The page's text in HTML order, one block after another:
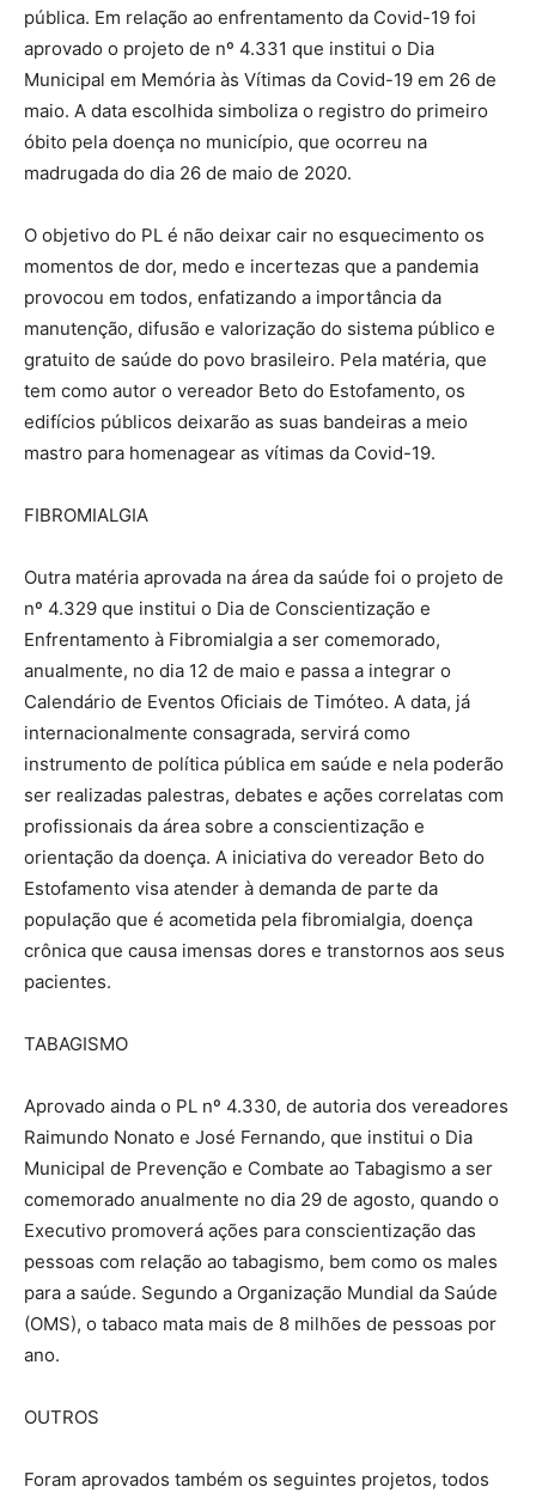
pública. Em relação ao enfrentamento da Covid-19 foi
aprovado o projeto de nº 4.331 que institui o Dia
Municipal em Memória às Vítimas da Covid-19 em 26 de
maio. A data escolhida simboliza o registro do primeiro
óbito pela doença no município, que ocorreu na
madrugada do dia 26 de maio de 2020.
O objetivo do PL é não deixar cair no esquecimento os
momentos de dor, medo e incertezas que a pandemia
provocou em todos, enfatizando a importância da
manutenção, difusão e valorização do sistema público e
gratuito de saúde do povo brasileiro. Pela matéria, que
tem como autor o vereador Beto do Estofamento, os
edifícios públicos deixarão as suas bandeiras a meio
mastro para homenagear as vítimas da Covid-19.
FIBROMIALGIA
Outra matéria aprovada na área da saúde foi o projeto de
nº 4.329 que institui o Dia de Conscientização e
Enfrentamento à Fibromialgia a ser comemorado,
anualmente, no dia 12 de maio e passa a integrar o
Calendário de Eventos Oficiais de Timóteo. A data, já
internacionalmente consagrada, servirá como
instrumento de política pública em saúde e nela poderão
ser realizadas palestras, debates e ações correlatas com
profissionais da área sobre a conscientização e
orientação da doença. A iniciativa do vereador Beto do
Estofamento visa atender à demanda de parte da
população que é acometida pela fibromialgia, doença
crônica que causa imensas dores e transtornos aos seus
pacientes.
TABAGISMO
Aprovado ainda o PL nº 4.330, de autoria dos vereadores
Raimundo Nonato e José Fernando, que institui o Dia
Municipal de Prevenção e Combate ao Tabagismo a ser
comemorado anualmente no dia 29 de agosto, quando o
Executivo promoverá ações para conscientização das
pessoas com relação ao tabagismo, bem como os males
para a saúde. Segundo a Organização Mundial da Saúde
(OMS), o tabaco mata mais de 8 milhões de pessoas por
ano.
OUTROS
Foram aprovados também os seguintes projetos, todos